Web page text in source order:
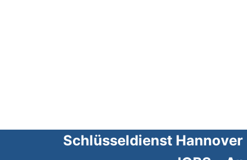
Schlüsseldienst Hannover